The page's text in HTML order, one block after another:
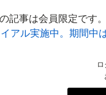
記事は会員限定です
アル実施中。期間中